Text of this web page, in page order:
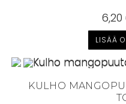
6,20
LISÄÄ
KULHO